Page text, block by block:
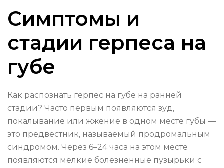
Симптомы и
стадии герпеса на
губе
Как распознать герпес на губе на ранней
стадии? Часто первым появляются зуд,
покалывание или жжение в одном месте губы —
это предвестник, называемый продромальным
синдромом. Через 6–24 часа на этом месте
появляются мелкие болезненные пузырьки с